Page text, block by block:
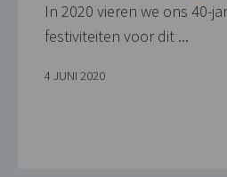
In 2020 vieren we ons 40-
festiviteiten voor dit ...
4 JUNI 2020